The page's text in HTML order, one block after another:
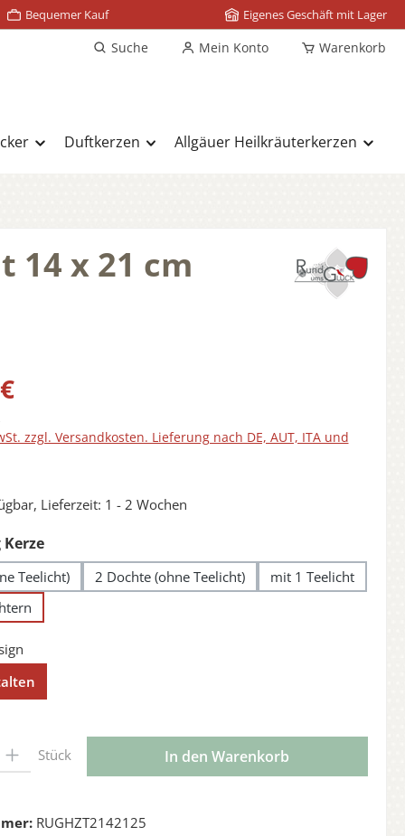
Bequemer Kauf Eigenes Geschäft mit Lager
Suche Mein Konto Warenkorb
Duftkerzen Allgäuer Heilkräuterkerzen
14 x 21 cm
zzgl. Versandkosten. Lieferung nach DE, AUT, ITA und
Lieferzeit: 1 - 2 Wochen
auswählen
Teelicht) 2 Dochte (ohne Teelicht)
mit 1 Teelicht
Gib den gewünschten Wert ein oder benutze die Schaltflächen
Stück In den Warenkorb
RUGHZT2142125